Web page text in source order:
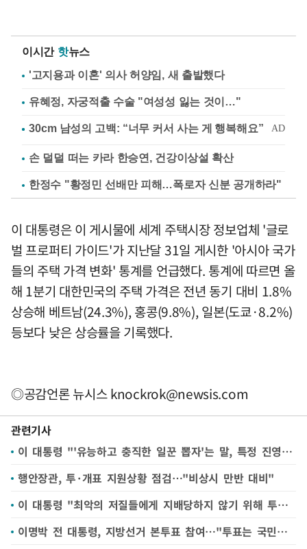
이시간 핫뉴스
'고지용과 이혼' 의사 허양임, 새 출발했다
유혜정, 자궁적출 수술 "여성성 잃는 것이…"
손 덜덜 떠는 카라 한승연, 건강이상설 확산
한정수 "황정민 선배만 피해…폭로자 신분 공개하라"
이 대통령은 이 게시물에 세계 주택시장 정보업체 '글로
벌 프로퍼티 가이드'가 지난달 31일 게시한 '아시아 국가
들의 주택 가격 변화' 통계를 언급했다. 통계에 따르면 올
해 1분기 대한민국의 주택 가격은 전년 동기 대비 1.8%
상승해 베트남(24.3%), 홍콩(9.8%), 일본(도쿄·8.2%)
등보다 낮은 상승률을 기록했다.
◎공감언론 뉴시스knockrok@newsis.com
관련기사
이 대통령 "'유능하고 충직한 일꾼 뽑자'는 말, 특정 진영 유리한 선거운동 아냐"
행안장관, 투·개표 지원상황 점검…"비상시 만반 대비"
이 대통령 "최악의 저질들에게 지배당하지 않기 위해 투표하셨나"
이명박 전 대통령, 지방선거 본투표 참여…"투표는 국민의 의무" 독려